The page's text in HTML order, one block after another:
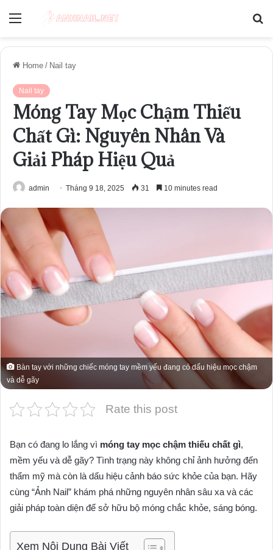
Menu
Home / Nail tay
Nail tay
Móng Tay Mọc Chậm Thiếu
Chất Gì: Nguyên Nhân Và
Giải Pháp Hiệu Quả
admin Tháng 9 18, 2025 31 10 minutes read
Bàn tay với những chiếc móng tay mềm yếu đang có dấu hiệu mọc chậm
và dễ gãy
Rate this post
Bạn có đang lo lắng vì móng tay mọc chậm thiếu chất gì,
mềm yếu và dễ gãy? Tình trạng này không chỉ ảnh hưởng đến
thẩm mỹ mà còn là dấu hiệu cảnh báo sức khỏe của bạn. Hãy
cùng “Ảnh Nail” khám phá những nguyên nhân sâu xa và các
giải pháp toàn diện để sở hữu bộ móng chắc khỏe, sáng bóng.
Xem Nội Dung Bài Viết